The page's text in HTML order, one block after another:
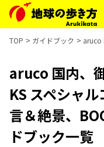
TOP ガイドブック aruco
aruco 国内、
KS スペシャ
言＆絶景、
ドブック一覧